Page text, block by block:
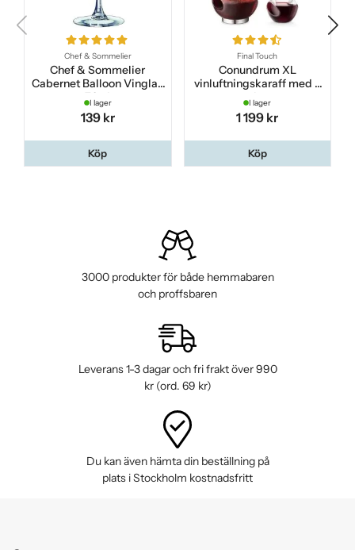
Chef & Sommelier
Chef & Sommelier
Cabernet Balloon Vinglas
70 cl
I lager
139 kr
Köp
Final Touch
Conundrum XL
vinluftningskaraff med 8
glas
I lager
1 199 kr
Köp
3000 produkter för både hemmabaren
och proffsbaren
Leverans 1-3 dagar och fri frakt över 990
kr (ord. 69 kr)
Du kan även hämta din beställning på
plats i Stockholm kostnadsfritt